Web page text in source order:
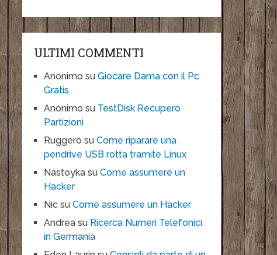
ULTIMI COMMENTI
Anonimo suGiocare Dama con il Pc
Gratis
Anonimo su TestDisk Recupero
Partizioni
Ruggero suCome riparare una
pendrive USB rotta tramite Linux
Nastoyka suCome assumere un
Hacker
Nic suCome assumere un Hacker
Andrea su Ricerca Numeri Telefonici
in Germania